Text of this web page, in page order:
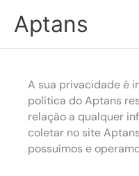
paraAptans
A sua privacidade é
política do Aptans
relação a qualquer
coletar no site
possuímos e